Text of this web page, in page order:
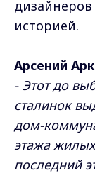
историей.
Арсений
- Этот до
сталинок
дом-
этажа
последний